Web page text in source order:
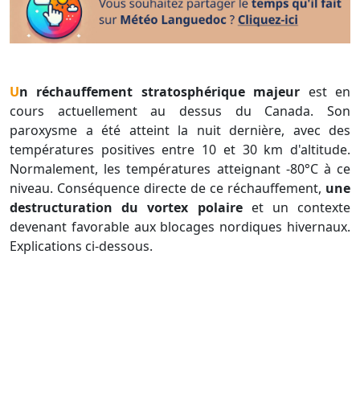
Un réchauffement stratosphérique majeur est en
cours actuellement au dessus du Canada. Son
paroxysme a été atteint la nuit dernière, avec des
températures positives entre 10 et 30 km d'altitude.
Normalement, les températures atteignant -80°C à ce
niveau. Conséquence directe de ce réchauffement, une
destructuration du vortex polaireet un contexte
devenant favorable aux blocages nordiques hivernaux.
Explications ci-dessous.